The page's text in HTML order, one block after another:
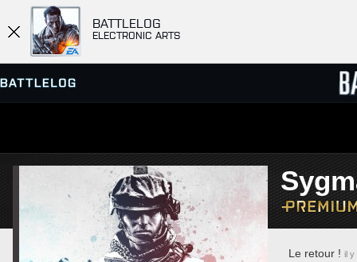
BATTLELOG
ELECTRONIC ARTS
SERVEURS
PARTIES
Le retour ! il y